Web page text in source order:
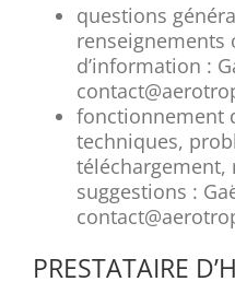
questions
renseignements
d’information :
fonctionnement
techniques,
téléchargement,
suggestions :
PRESTATAIRE